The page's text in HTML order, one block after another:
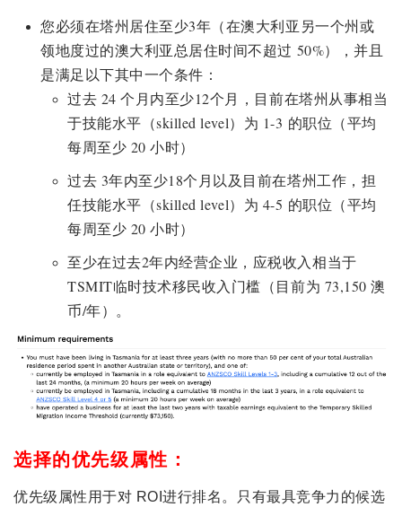
您必须在塔州居住至少3年（在澳大利亚另一个州或
领地度过的澳大利亚总居住时间不超过 50%），并且
是满足以下其中一个条件：
过去 24 个月内至少12个月，目前在塔州从事相当
于技能水平（skilled level）为 1-3 的职位（平均
每周至少 20 小时）
过去 3年内至少18个月以及目前在塔州工作，担
任技能水平（skilled level）为 4-5 的职位（平均
每周至少 20 小时）
至少在过去2年内经营企业，应税收入相当于
TSMIT临时技术移民收入门槛（目前为 73,150 澳
币/年）。
选择的优先级属性：
优先级属性用于对 ROI进行排名。只有最具竞争力的候选